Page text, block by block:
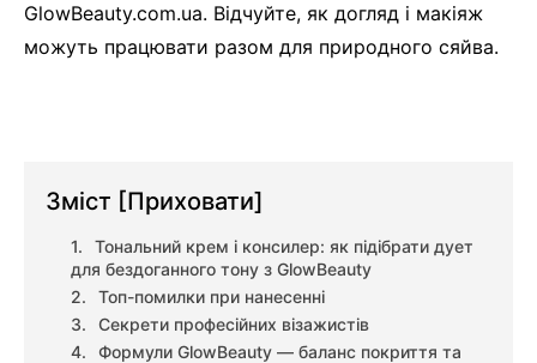
GlowBeauty.com.ua. Відчуйте, як догляд і макіяж
можуть працювати разом для природного сяйва.
Зміст [Приховати]
Тональний крем і консилер: як підібрати дует
для бездоганного тону з GlowBeauty
Топ-помилки при нанесенні
Секрети професійних візажистів
Формули GlowBeauty — баланс покриття та